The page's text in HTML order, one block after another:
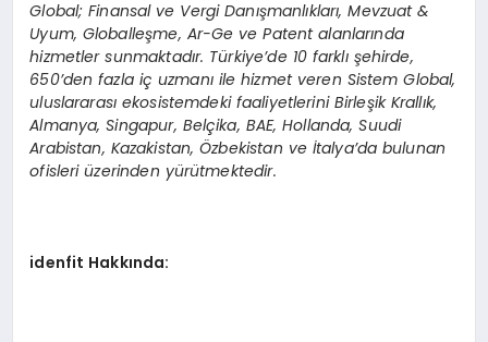
Global; Finansal ve Vergi Danışmanlıkları, Mevzuat &
Uyum, Globalleşme, Ar-Ge ve Patent alanlarında
hizmetler sunmaktadır. Türkiye’de 10 farklı şehirde,
650’den fazla iç uzmanı ile hizmet veren Sistem Global,
uluslararası ekosistemdeki faaliyetlerini Birleşik Krallık,
Almanya, Singapur, Belçika, BAE, Hollanda, Suudi
Arabistan, Kazakistan, Özbekistan ve İtalya’da bulunan
ofisleri üzerinden yürütmektedir.
idenfit Hakkında: